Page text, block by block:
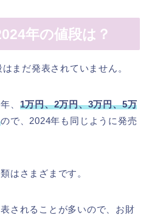
年の値段は？
まだ発表されていません。
、 1万円、2万円、3万円、5万
ので、2024年も同じように発売
はさまざまです。
されることが多いので、お財